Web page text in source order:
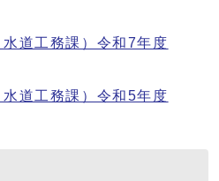
道工務課）令和7年度
道工務課）令和5年度